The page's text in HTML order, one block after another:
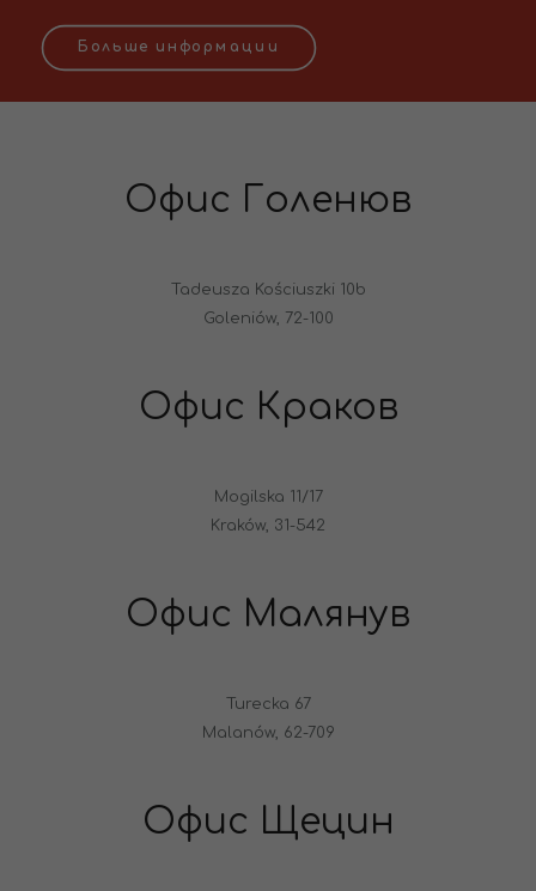
Больше информации
Офис Голенюв
Tadeusza Kościuszki 10b
Goleniów, 72-100
Офис Краков
Mogilska 11/17
Kraków, 31-542
Офис Малянув
Turecka 67
Malanów, 62-709
Офис Щецин